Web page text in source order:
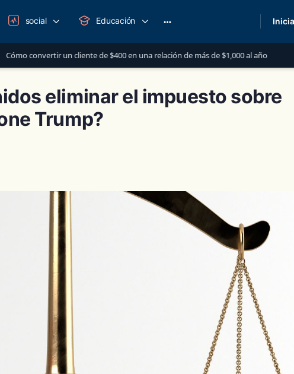
de $400 en una relación de más de $1,000 al año Las 5 Cosas que
social Educación
options
eliminar el impuesto sobre
Trump?